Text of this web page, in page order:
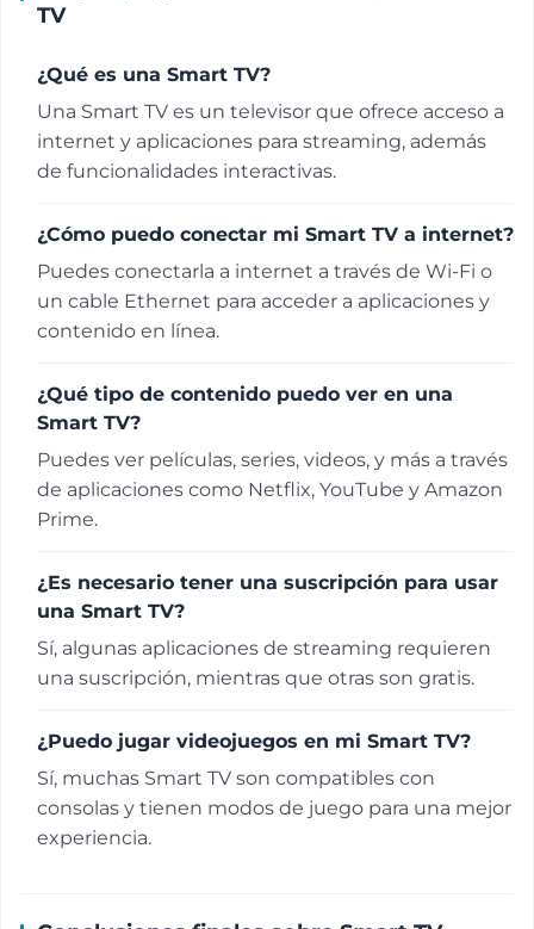
TV
¿Qué es una Smart TV?
Una Smart TV es un televisor que ofrece acceso a
internet y aplicaciones para streaming, además
de funcionalidades interactivas.
¿Cómo puedo conectar mi Smart TV a internet?
Puedes conectarla a internet a través de Wi-Fi o
un cable Ethernet para acceder a aplicaciones y
contenido en línea.
¿Qué tipo de contenido puedo ver en una
Smart TV?
Puedes ver películas, series, videos, y más a través
de aplicaciones como Netflix, YouTube y Amazon
Prime.
¿Es necesario tener una suscripción para usar
una Smart TV?
Sí, algunas aplicaciones de streaming requieren
una suscripción, mientras que otras son gratis.
¿Puedo jugar videojuegos en mi Smart TV?
Sí, muchas Smart TV son compatibles con
consolas y tienen modos de juego para una mejor
experiencia.